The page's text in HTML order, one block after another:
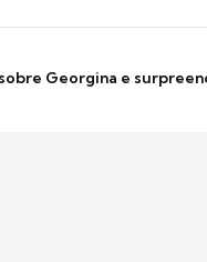
Georgina e